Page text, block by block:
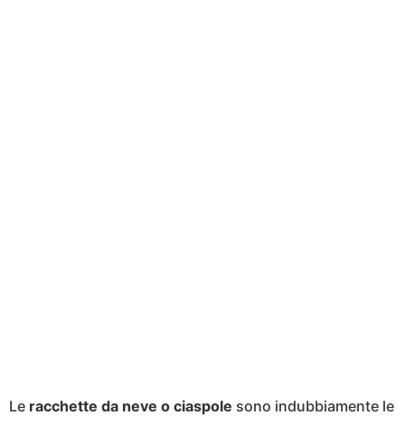
Le racchette da neve o ciaspole sono indubbiamente le